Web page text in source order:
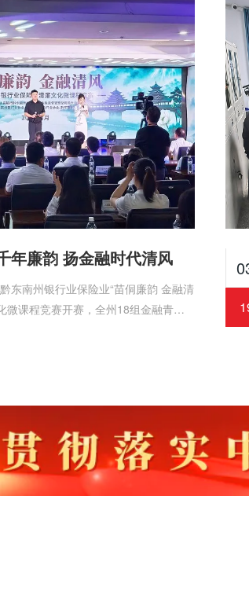
年廉韵 扬金融时代清风
东南州银行业保险业“苗侗廉韵 金融清
微课程竞赛开赛，全州18组金融青年